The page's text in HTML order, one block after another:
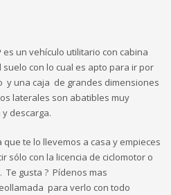
es un vehículo utilitario con cabina
con lo cual es apto para ir por
y una caja de grandes dimensiones
laterales son abatibles muy
descarga.
te lo llevemos a casa y empieces
sólo con la licencia de ciclomotor o
Te gusta ? Pídenos mas
para verlo con todo